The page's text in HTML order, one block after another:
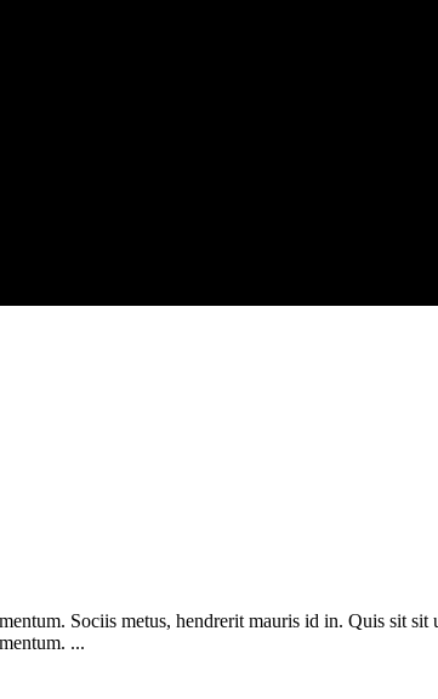
Sociis metus, hendrerit mauris id in. Quis sit sit
...